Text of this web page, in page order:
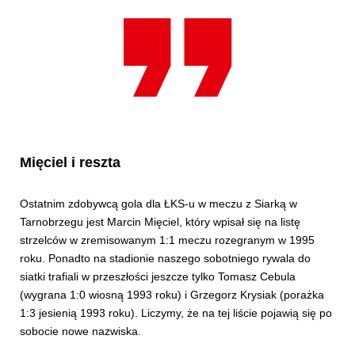
Mięciel i reszta
Ostatnim zdobywcą gola dla ŁKS-u w meczu z Siarką w
Tarnobrzegu jest Marcin Mięciel, który wpisał się na listę
strzelców w zremisowanym 1:1 meczu rozegranym w 1995
roku. Ponadto na stadionie naszego sobotniego rywala do
siatki trafiali w przeszłości jeszcze tylko Tomasz Cebula
(wygrana 1:0 wiosną 1993 roku) i Grzegorz Krysiak (porażka
1:3 jesienią 1993 roku). Liczymy, że na tej liście pojawią się po
sobocie nowe nazwiska.